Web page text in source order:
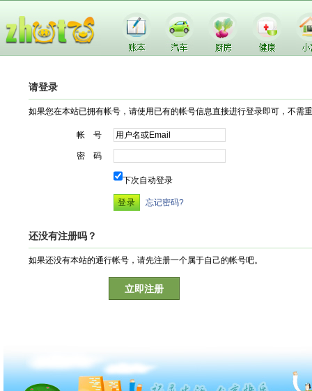
请登录
如果您在本站已拥有帐号，请使用已有的帐号信息直接进行登录即可，不需
帐 号
密 码
下次自动登录
忘记密码?
还没有注册吗？
如果还没有本站的通行帐号，请先注册一个属于自己的帐号吧。
立即注册